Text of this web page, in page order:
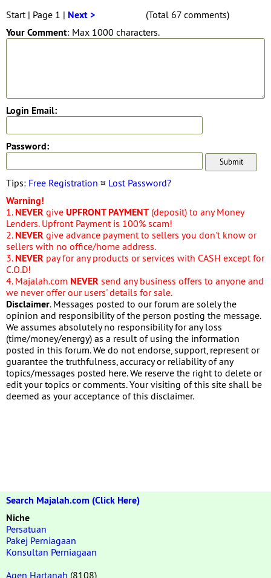
Start | Page 1 | Next > (Total 67 comments)
Your Comment: Max 1000 characters.
Login Email:
Password:
Tips: Free Registration ¤ Lost Password?
Warning!
1. NEVER give UPFRONT PAYMENT (deposit) to any Money
Lenders. Upfront Payment is 100% scam!
2. NEVER give advance payment to sellers you don't know or
sellers with no office/home address.
3. NEVER pay for any products or services with CASH except for
C.O.D!
4. Majalah.com NEVER send any business offers to anyone and
we never offer our users' details for sale.
Disclaimer. Messages posted to our forum are solely the
opinion and responsibility of the person posting the message.
We assumes absolutely no responsibility for any loss
(time/money/energy) as a result of using the information
posted in this forum. We do not endorse, support, represent or
guarantee the truthfulness, accuracy or reliability of any
topics/messages posted here. We reserve the right to delete or
edit your topics or comments. Your visiting of this site shall be
deemed as your acceptance of this disclaimer.
Search Majalah.com (Click Here)
Niche
Persatuan
Pakej Perniagaan
Konsultan Perniagaan
Agen Hartanah (8108)